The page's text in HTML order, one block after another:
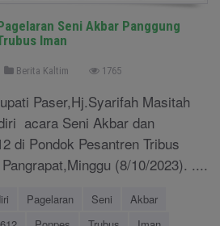
Seni Akbar Panggung
Iman
Berita Kaltim 1765
Paser,Hj.Syarifah Masitah
acara Seni Akbar dan
di Pondok Pesantren Tribus
(8/10/2023). ....
Pagelaran Seni
Akbar